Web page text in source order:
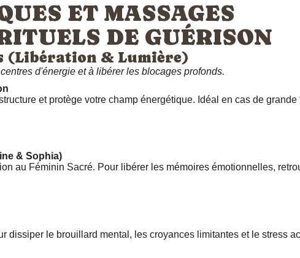
ET MASSAGES
DE GUÉRISON
(Libération & Lumière)
d'énergie et à libérer les blocages profonds.
et protège votre champ énergétique. Idéal en cas de
& Sophia)
au Féminin Sacré. Pour libérer les mémoires émotionnelles,
dissiper le brouillard mental, les croyances limitantes et le stress